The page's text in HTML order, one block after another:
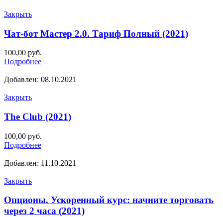
Закрыть
Чат-бот Мастер 2.0. Тариф Полный (2021)
100,00 руб.
Подробнее
Добавлен: 08.10.2021
Закрыть
The Club (2021)
100,00 руб.
Подробнее
Добавлен: 11.10.2021
Закрыть
Опционы. Ускоренный курс: начните торговать
через 2 часа (2021)